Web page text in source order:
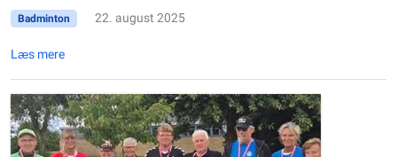
Badminton 22. august 2025
Læs mere